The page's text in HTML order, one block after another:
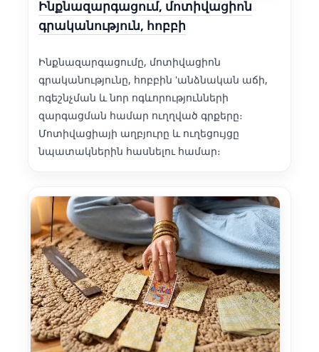
Ինքնազարգացում, մոտիվացիոն
գրականություն, հոբբի
Ինքնազարգացումը, մոտիվացիոն
գրականությունը, հոբբին 'անձնական աճի,
ոգեշնչման և նոր ոգևորությունների
զարգացման համար ուղղված գրքերը։
Մոտիվացիայի աղբյուրը և ուղեցույցը
նպատակներին հասնելու համար։